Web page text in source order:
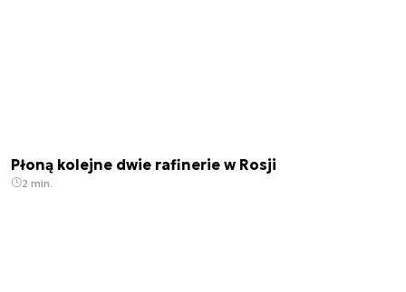
Płoną kolejne dwie rafinerie w Rosji
2 min.